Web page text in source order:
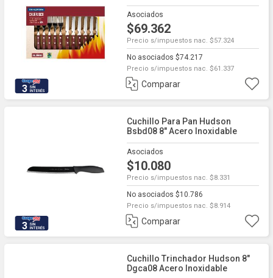
3
Asociados
$69.362
Precio s/impuestos nac. $57.324
No asociados $74.217
Precio s/impuestos nac. $61.337
Comparar
3
Cuchillo Para Pan Hudson
Bsbd08 8" Acero Inoxidable
Asociados
$10.080
Precio s/impuestos nac. $8.331
No asociados $10.786
Precio s/impuestos nac. $8.914
Comparar
Cuchillo Trinchador Hudson 8"
Dgca08 Acero Inoxidable